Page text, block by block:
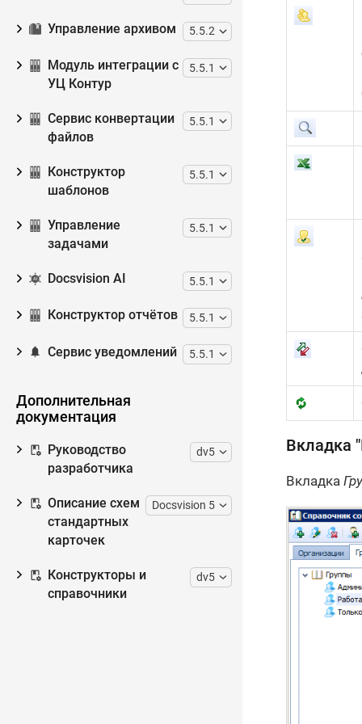
Управление архивом 5.5.2
Модуль интеграции с
УЦ Контур
5.5.1
Сервис конвертации
файлов
5.5.1
Конструктор
шаблонов
5.5.1
Управление
задачами
5.5.1
Docsvision AI 5.5.1
Конструктор отчётов 5.5.1
Сервис уведомлений 5.5.1
Дополнительная
документация
Руководство
разработчика
dv5
Описание схем
стандартных
карточек
Docsvision 5
Конструкторы и
справочники
dv5
Вкладка
Вкладка